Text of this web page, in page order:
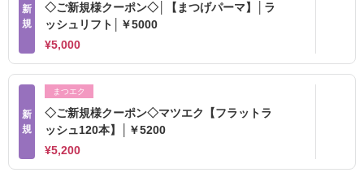
新
規
◇ご新規様クーポン◇│【まつげパーマ】│ラ
ッシュリフト│￥5000
¥5,000
新
規
まつエク
◇ご新規様クーポン◇マツエク【フラットラ
ッシュ120本】│￥5200
¥5,200